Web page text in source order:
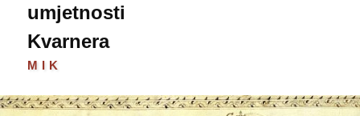
umjetnosti
Kvarnera
MIK